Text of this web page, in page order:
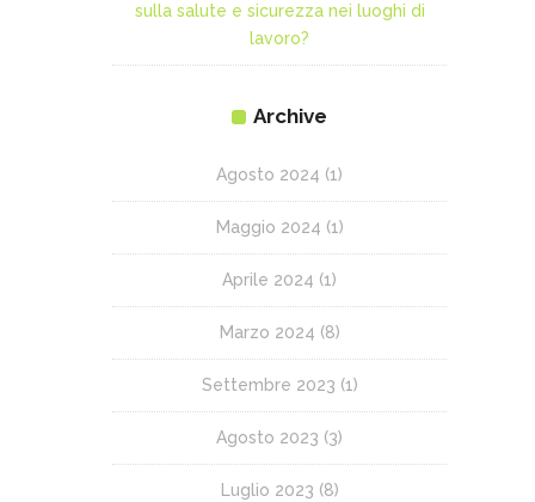
sulla salute e sicurezza nei luoghi di
lavoro?
Archive
Agosto 2024 (1)
Maggio 2024 (1)
Aprile 2024 (1)
Marzo 2024 (8)
Settembre 2023 (1)
Agosto 2023 (3)
Luglio 2023 (8)